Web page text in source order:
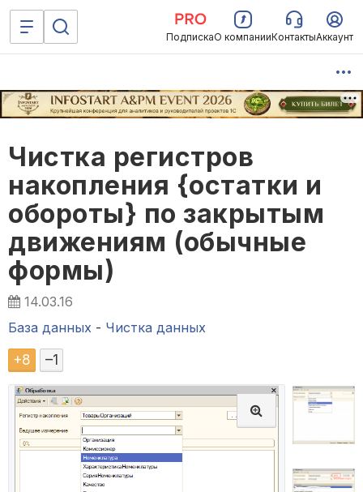
ПодпискаО компанииКонтактыАккаунт
Чистка регистров
накопления {остатки и
обороты} по закрытым
движениям (обычные
формы)
14.03.16
База данных - Чистка данных
+8 –1